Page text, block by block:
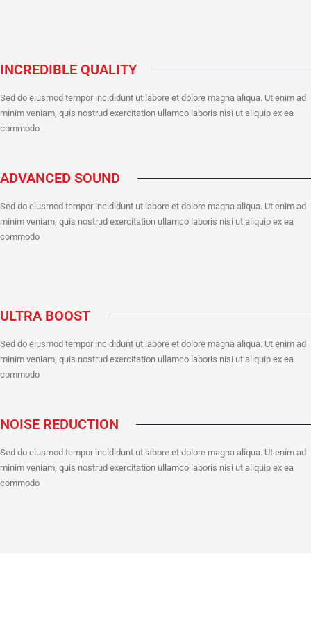
INCREDIBLE QUALITY
Sed do eiusmod tempor incididunt ut labore et dolore magna aliqua. Ut enim ad
minim veniam, quis nostrud exercitation ullamco laboris nisi ut aliquip ex ea
commodo
ADVANCED SOUND
Sed do eiusmod tempor incididunt ut labore et dolore magna aliqua. Ut enim ad
minim veniam, quis nostrud exercitation ullamco laboris nisi ut aliquip ex ea
commodo
ULTRA BOOST
Sed do eiusmod tempor incididunt ut labore et dolore magna aliqua. Ut enim ad
minim veniam, quis nostrud exercitation ullamco laboris nisi ut aliquip ex ea
commodo
NOISE REDUCTION
Sed do eiusmod tempor incididunt ut labore et dolore magna aliqua. Ut enim ad
minim veniam, quis nostrud exercitation ullamco laboris nisi ut aliquip ex ea
commodo